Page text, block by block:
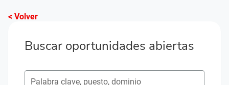
< Volver
Buscar oportunidades abiertas
Buscar puestos vacantes